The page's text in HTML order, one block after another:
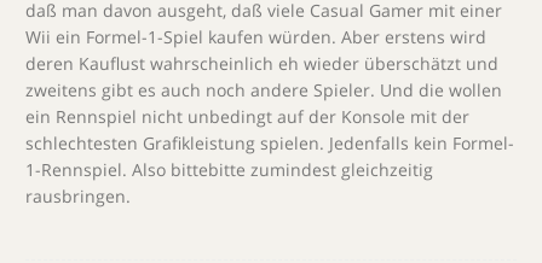
daß man davon ausgeht, daß viele Casual Gamer mit einer
Wii ein Formel-1-Spiel kaufen würden. Aber erstens wird
deren Kauflust wahrscheinlich eh wieder überschätzt und
zweitens gibt es auch noch andere Spieler. Und die wollen
ein Rennspiel nicht unbedingt auf der Konsole mit der
schlechtesten Grafikleistung spielen. Jedenfalls kein Formel-
1-Rennspiel. Also bittebitte zumindest gleichzeitig
rausbringen.